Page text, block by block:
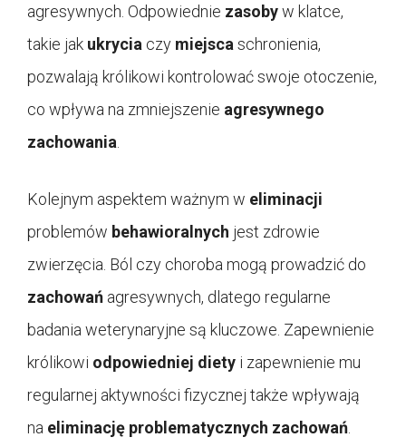
agresywnych. Odpowiednie zasobyw klatce,
takie jak ukrycia czy miejsca schronienia,
pozwalają królikowi kontrolować swoje otoczenie,
co wpływa na zmniejszenie agresywnego
zachowania
Kolejnym aspektem ważnym w eliminacji
problemów behawioralnych jest zdrowie
zwierzęcia. Ból czy choroba mogą prowadzić do
zachowań agresywnych, dlatego regularne
badania weterynaryjne są kluczowe. Zapewnienie
królikowi odpowiedniej diety i zapewnienie mu
regularnej aktywności fizycznej także wpływają
na eliminację problematycznych zachowań